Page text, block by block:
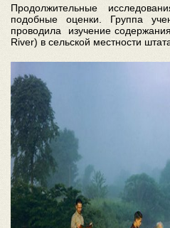
Продолжительные
подобные оценки. Группа
проводила изучение
River) в сельской местности